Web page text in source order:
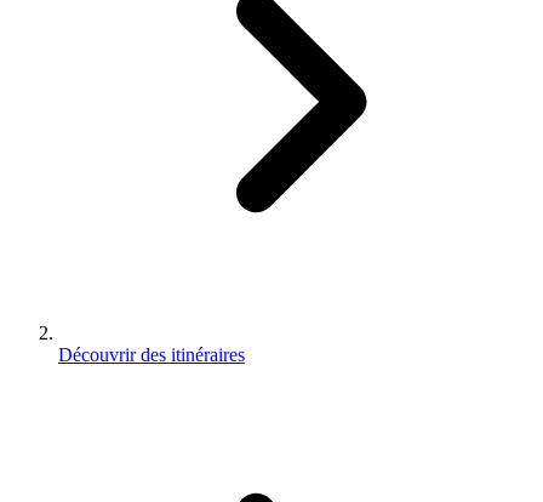
Découvrir des itinéraires